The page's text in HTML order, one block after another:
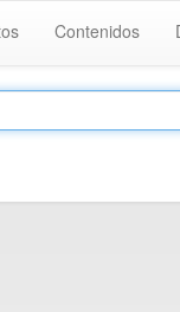
Contenidos